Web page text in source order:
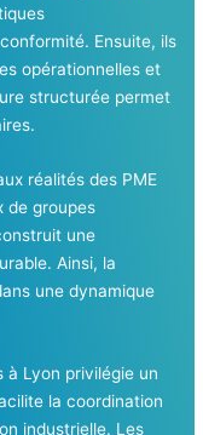
Ensuite, ils
opérationnelles et
structurée permet
réalités des PME
de groupes
une
Ainsi, la
une dynamique
à Lyon privilégie un
la coordination
industrielle. Les